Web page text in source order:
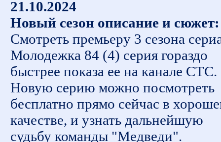
21.10.2024
Новый сезон описание и сюжет:
Смотреть премьеру 3 сезона
Молодежка 84 (4) серия гораздо
быстрее показа ее на канале СТС.
Новую серию можно посмотреть
бесплатно прямо сейчас в
качестве, и узнать дальнейшую
судьбу команды "Медведи".